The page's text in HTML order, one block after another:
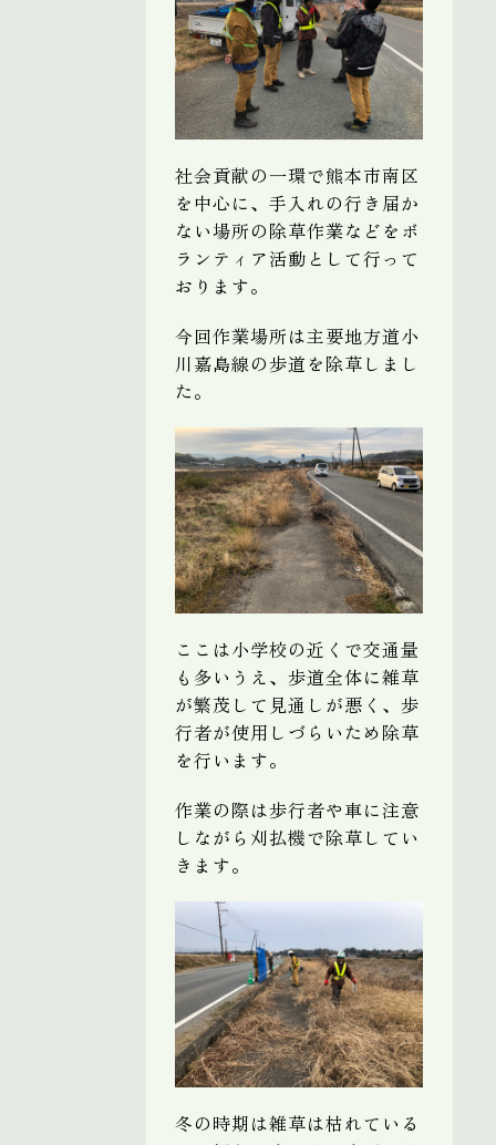
社会貢献の一環で熊本市南区
を中心に、手入れの行き届か
ない場所の除草作業などをボ
ランティア活動として行って
おります。
今回作業場所は主要地方道小
川嘉島線の歩道を除草しまし
た。
ここは小学校の近くで交通量
も多いうえ、歩道全体に雑草
が繁茂して見通しが悪く、歩
行者が使用しづらいため除草
を行います。
作業の際は歩行者や車に注意
しながら刈払機で除草してい
きます。
冬の時期は雑草は枯れている